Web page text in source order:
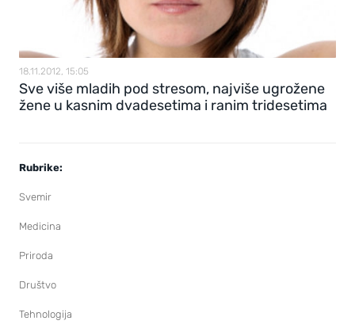
18.11.2012, 15:05
Sve više mladih pod stresom, najviše ugrožene
žene u kasnim dvadesetima i ranim tridesetima
Rubrike:
Svemir
Medicina
Priroda
Društvo
Tehnologija